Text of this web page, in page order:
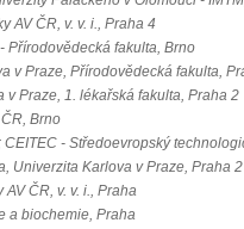
AV ČR, v. v. i., Praha 4
Přírodovědecká fakulta, Brno
v Praze, Přírodovědecká fakulta,
v Praze, 1. lékařská fakulta, Praha 2
Brno
- Středoevropský
Univerzita Karlova v Praze, Praha 2
ČR, v. v. i., Praha
a biochemie, Praha